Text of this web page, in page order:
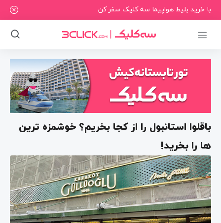
با خرید بلیط هواپیما سه کلیک سفر کن
باقلوا استانبول را از کجا بخریم؟ خوشمزه ترین
ها را بخرید!